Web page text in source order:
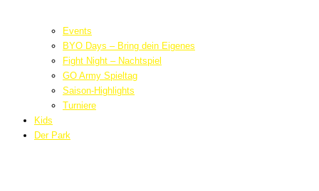
Events
BYO Days – Bring dein Eigenes
Fight Night – Nachtspiel
GO Army Spieltag
Saison-Highlights
Turniere
Kids
Der Park